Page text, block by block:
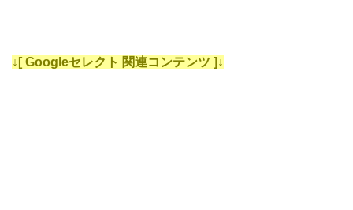
↓[ Googleセレクト 関連コンテンツ ]↓